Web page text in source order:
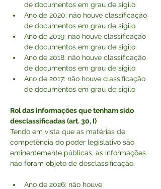
de documentos em grau de sigilo
Ano de 2020: não houve classificação
de documentos em grau de sigilo
Ano de 2019: não houve classificação
de documentos em grau de sigilo
Ano de 2018: não houve classificação
de documentos em grau de sigilo
Ano de 2017: não houve classificação
de documentos em grau de sigilo
Rol das informações que tenham sido
desclassificadas (art. 30, I)
Tendo em vista que as matérias de
competência do poder legislativo são
eminentemente públicas, as informações
não foram objeto de desclassificação.
Ano de 2026: não houve